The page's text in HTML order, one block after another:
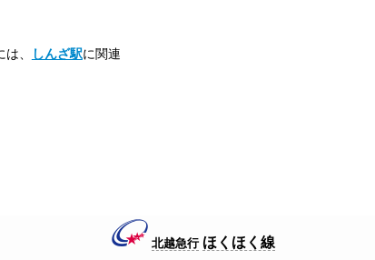
、 しんざ駅に関連
北越急行 ほくほく線